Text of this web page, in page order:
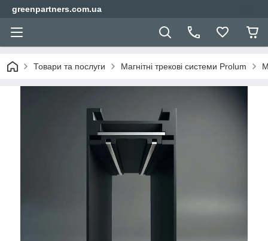
greenpartners.com.ua
Товари та послуги Магнітні трекові системи Prolum